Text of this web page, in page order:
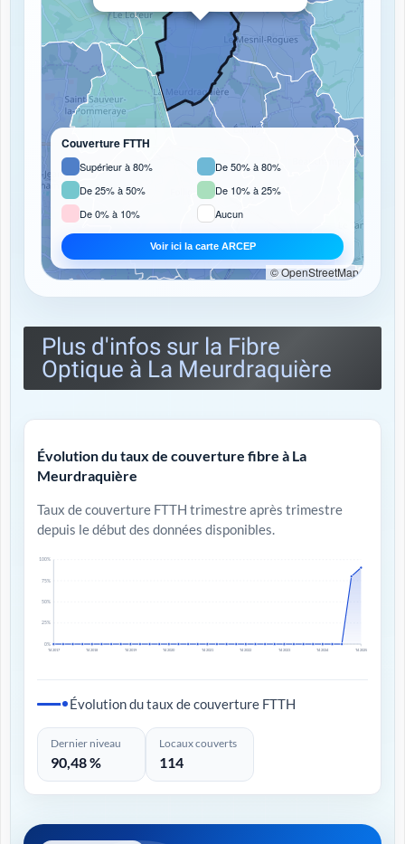
Couverture FTTH
Supérieur à 80%
De 50% à 80%
De 25% à 50%
De 10% à 25%
De 0% à 10%
Aucun
Voir ici la carte ARCEP
© OpenStreetMap
Plus d'infos sur la Fibre
Optique à La Meurdraquière
Évolution du taux de couverture fibre à La
Meurdraquière
Taux de couverture FTTH trimestre après trimestre
depuis le début des données disponibles.
0%
25%
50%
75%
100%
T4 2017 T4 2018 T4 2019 T4 2020 T4 2021 T4 2022 T4 2023 T4 2024 T4 2025
Évolution du taux de couverture FTTH
Dernier niveau
90,48 %
Locaux couverts
114